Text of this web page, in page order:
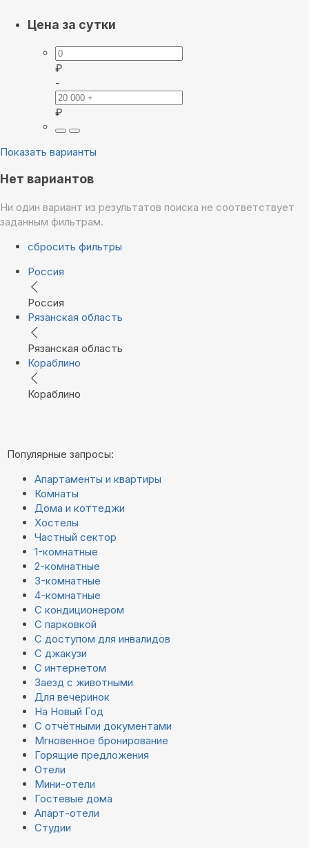
Цена за сутки
₽
-
₽
Показать варианты
Нет вариантов
Ни один вариант из результатов поиска не соответствует
заданным фильтрам.
сбросить фильтры
Россия
Россия
Рязанская область
Рязанская область
Кораблино
Кораблино
Популярные запросы:
Апартаменты и квартиры
Комнаты
Дома и коттеджи
Хостелы
Частный сектор
1-комнатные
2-комнатные
3-комнатные
4-комнатные
С кондиционером
С парковкой
С доступом для инвалидов
С джакузи
С интернетом
Заезд с животными
Для вечеринок
На Новый Год
С отчётными документами
Мгновенное бронирование
Горящие предложения
Отели
Мини-отели
Гостевые дома
Апарт-отели
Студии